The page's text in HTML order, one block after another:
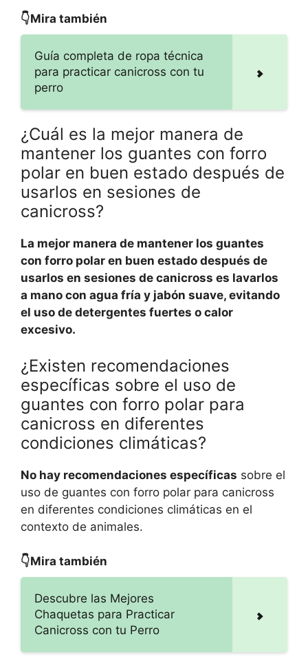
👇Mira también
Guía completa de ropa técnica
para practicar canicross con tu
perro
¿Cuál es la mejor manera de
mantener los guantes con forro
polar en buen estado después de
usarlos en sesiones de
canicross?
La mejor manera de mantener los guantes
con forro polar en buen estado después de
usarlos en sesiones de canicross es lavarlos
a mano con agua fría y jabón suave, evitando
el uso de detergentes fuertes o calor
excesivo.
¿Existen recomendaciones
específicas sobre el uso de
guantes con forro polar para
canicross en diferentes
condiciones climáticas?
No hay recomendaciones específicas sobre el
uso de guantes con forro polar para canicross
en diferentes condiciones climáticas en el
contexto de animales.
👇Mira también
Descubre las Mejores
Chaquetas para Practicar
Canicross con tu Perro